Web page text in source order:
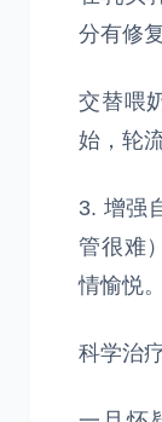
分有修
交替喂
始，轮
3. 增强
管很难
情愉悦。
科学治